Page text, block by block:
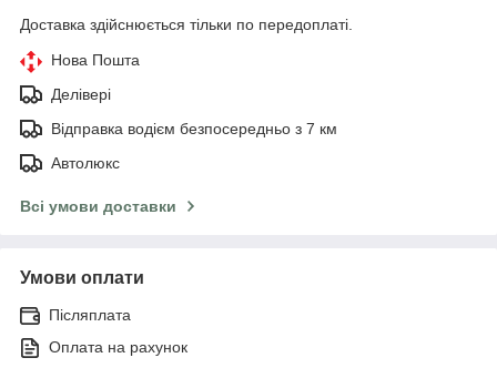
Доставка здійснюється тільки по передоплаті.
Нова Пошта
Делівері
Відправка водієм безпосередньо з 7 км
Автолюкс
Всі умови доставки
Умови оплати
Післяплата
Оплата на рахунок